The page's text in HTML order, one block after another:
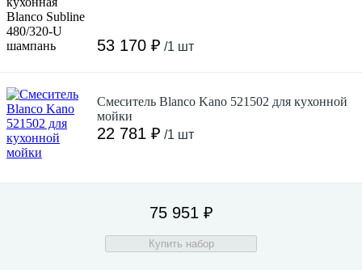
53 170 ₽ /1 шт
Смеситель Blanco Kano 521502 для кухонной
мойки
22 781 ₽ /1 шт
75 951 ₽
Купить набор